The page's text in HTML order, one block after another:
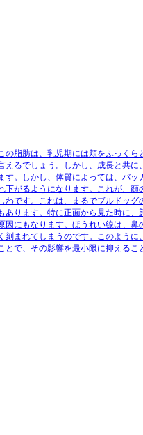
脂肪は、乳児期には頬をふっく
るでしょう。しかし、成長と共
。しかし、体質によっては、バ
がるようになります。これが、
です。これは、まるでブルドッ
ります。特に正面から見た時に
にもなります。ほうれい線は、
まれてしまうのです。このよう
で、その影響を最小限に抑える